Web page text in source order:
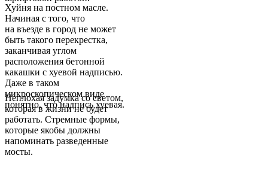
Хуйня на постном масле.
Начиная с того, что
на въезде в город не может
быть такого перекрестка,
заканчивая углом
расположения бетонной
какашки с хуевой надписью.
Даже в таком
микроскопическом виде
понятно, что надпись хуевая.
Неплохая задумка со светом,
которая в жизни не будет
работать. Стремные формы,
которые якобы должны
напоминать разведенные
мосты.